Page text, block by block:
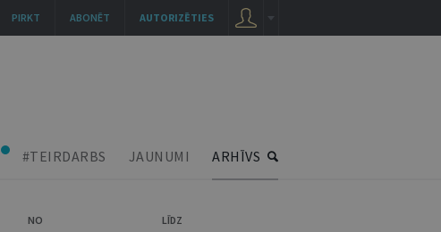
#TEIRDARBS JAUNUMI ARHĪVS
NO LĪDZ
AUTORIZĒTIES
ABONĒT
PIRKT